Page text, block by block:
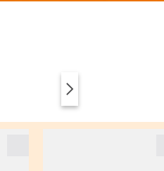
ABBIGLIAMENTO